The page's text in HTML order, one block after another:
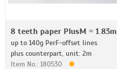
8 teeth paper PlusM = 1.83m
up to 140g PerF-offset lines
plus counterpart, unit: 2m
Item No.: 180530